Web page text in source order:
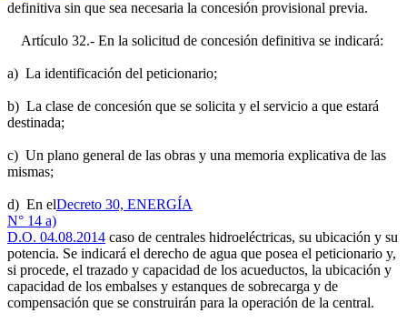
definitiva sin que sea necesaria la concesión provisional previa.
Artículo 32.- En la solicitud de concesión definitiva se indicará:
a) La identificación del peticionario;
b) La clase de concesión que se solicita y el servicio a que estará
destinada;
c) Un plano general de las obras y una memoria explicativa de las
mismas;
d) En elDecreto 30, ENERGÍA
N° 14 a)
D.O. 04.08.2014 caso de centrales hidroeléctricas, su ubicación y su
potencia. Se indicará el derecho de agua que posea el peticionario y,
si procede, el trazado y capacidad de los acueductos, la ubicación y
capacidad de los embalses y estanques de sobrecarga y de
compensación que se construirán para la operación de la central.